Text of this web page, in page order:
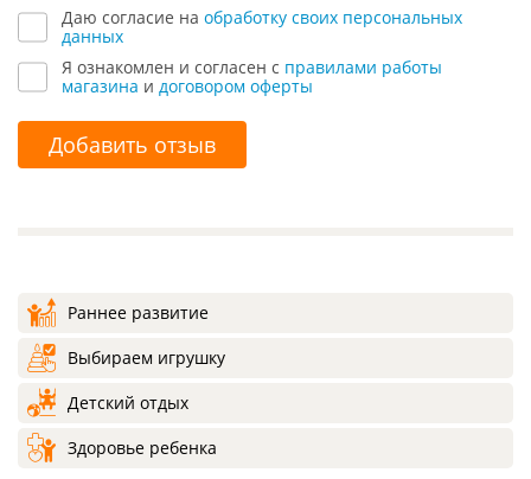
Даю согласие на обработку своих персональных
данных
Я ознакомлен и согласен с правилами работы
магазина и договором оферты
Добавить отзыв
Раннее развитие
Выбираем игрушку
Детский отдых
Здоровье ребенка